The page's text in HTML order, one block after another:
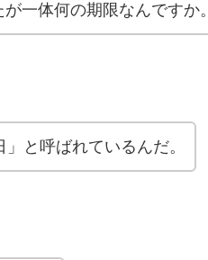
一体何の期限なんですか。
と呼ばれているんだ。